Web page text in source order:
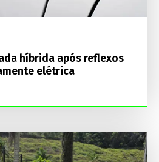
híbrida após reflexos
elétrica